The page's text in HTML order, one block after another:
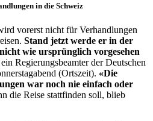
in die Schweiz
vorerst nicht für Verhandlungen
Stand jetzt werde er in der
wie ursprünglich vorgesehen
ein Regierungsbeamter der Deutschen
(Ortszeit). «Die
war noch nie einfach oder
die Reise stattfinden soll, blieb